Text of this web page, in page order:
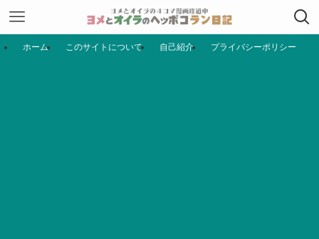
ホーム このサイトについて 自己紹介 プライバシーポリシー